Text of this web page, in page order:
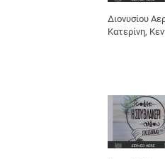
Διονυσίου
Κατερίνη,